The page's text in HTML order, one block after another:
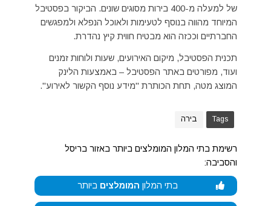
של למעלה מ-400 בירות מסוגים שונים. הביקור בפסטיבל
המיוחד מהווה בנוסף לטעימות ולאוכל הנפלא ולמפגשים
החברתיים וככזה הוא מבטיח חווית קיץ נהדרת.
תכנית הפסטיבל, מיקום האירועים, שעות ולוחות זמנים
ועוד, מפורטים באתר הפסטיבל – באמצעות הלינק
המוצג מטה, תחת הכותרת "מידע נוסף הקשור לאירוע".
Tags בירה
רשימת בתי המלון המומלצים ביותר באזור בריסל
והסביבה:
בתי המלון המומלצים ביותר